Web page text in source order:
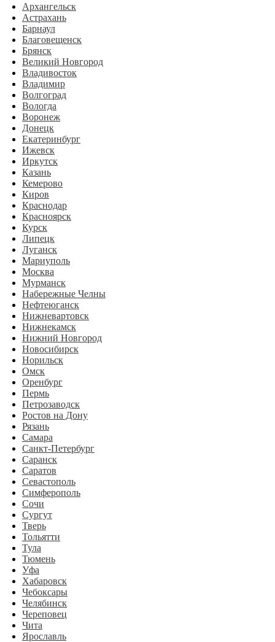
Архангельск
Астрахань
Барнаул
Благовещенск
Брянск
Великий Новгород
Владивосток
Владимир
Волгоград
Вологда
Воронеж
Донецк
Екатеринбург
Ижевск
Иркутск
Казань
Кемерово
Киров
Краснодар
Красноярск
Курск
Липецк
Луганск
Мариуполь
Москва
Мурманск
Набережные Челны
Нефтеюганск
Нижневартовск
Нижнекамск
Нижний Новгород
Новосибирск
Норильск
Омск
Оренбург
Пермь
Петрозаводск
Ростов на Дону
Рязань
Самара
Санкт-Петербург
Саранск
Саратов
Севастополь
Симферополь
Сочи
Сургут
Тверь
Тольятти
Тула
Тюмень
Уфа
Хабаровск
Чебоксары
Челябинск
Череповец
Чита
Ярославль